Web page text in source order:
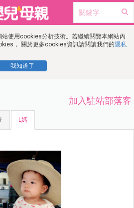
使用cookies分析技術。若繼續閱覽本網站內
， 關於更多cookies資訊請閱讀我們的隱私
我知道了
加入駐站部落客
L媽